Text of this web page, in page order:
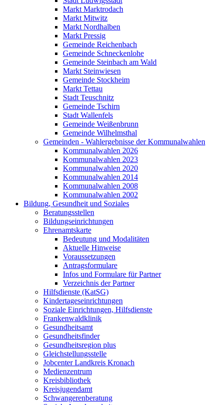
Markt Marktrodach
Markt Mitwitz
Markt Nordhalben
Markt Pressig
Gemeinde Reichenbach
Gemeinde Schneckenlohe
Gemeinde Steinbach am Wald
Markt Steinwiesen
Gemeinde Stockheim
Markt Tettau
Stadt Teuschnitz
Gemeinde Tschirn
Stadt Wallenfels
Gemeinde Weißenbrunn
Gemeinde Wilhelmsthal
Gemeinden - Wahlergebnisse der Kommunalwahlen
Kommunalwahlen 2026
Kommunalwahlen 2023
Kommunalwahlen 2020
Kommunalwahlen 2014
Kommunalwahlen 2008
Kommunalwahlen 2002
Bildung, Gesundheit und Soziales
Beratungsstellen
Bildungseinrichtungen
Ehrenamtskarte
Bedeutung und Modalitäten
Aktuelle Hinweise
Voraussetzungen
Antragsformulare
Infos und Formulare für Partner
Verzeichnis der Partner
Hilfsdienste (KatSG)
Kindertageseinrichtungen
Soziale Einrichtungen, Hilfsdienste
Frankenwaldklinik
Gesundheitsamt
Gesundheitsfinder
Gesundheitsregion plus
Gleichstellungsstelle
Jobcenter Landkreis Kronach
Medienzentrum
Kreisbibliothek
Kreisjugendamt
Schwangerenberatung